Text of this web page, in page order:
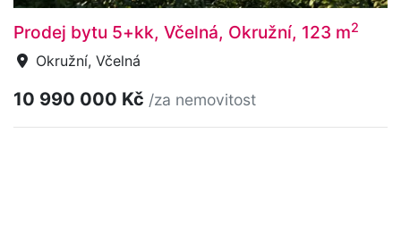
Prodej bytu 5+kk, Včelná, Okružní, 123 m2
Okružní, Včelná
10 990 000 Kč /za nemovitost